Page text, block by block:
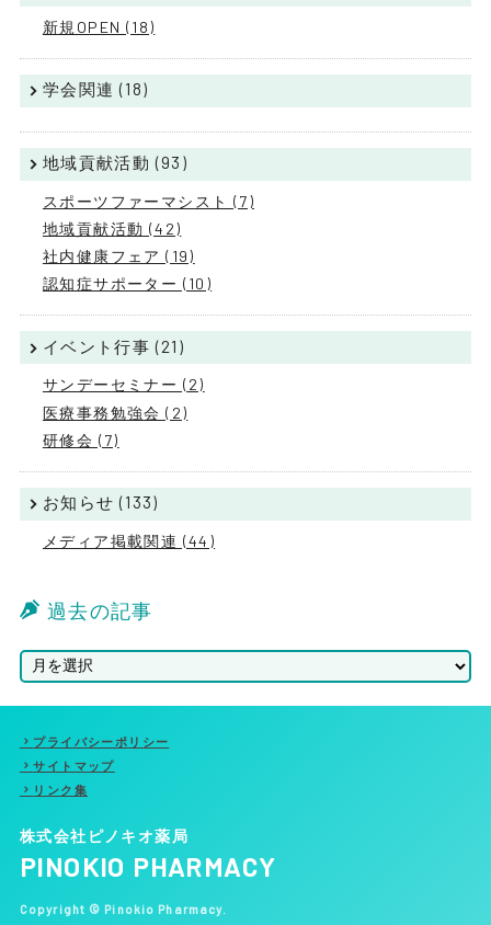
新規OPEN (18)
学会関連 (18)
地域貢献活動 (93)
スポーツファーマシスト (7)
地域貢献活動 (42)
社内健康フェア (19)
認知症サポーター (10)
イベント行事 (21)
サンデーセミナー (2)
医療事務勉強会 (2)
研修会 (7)
お知らせ (133)
メディア掲載関連 (44)
過去の記事
プライバシーポリシー
サイトマップ
リンク集
株式会社ピノキオ薬局
PINOKIO PHARMACY
Copyright © Pinokio Pharmacy.